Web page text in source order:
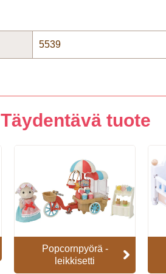
5539
Täydentävä tuote
Popcornpyörä -
leikkisetti